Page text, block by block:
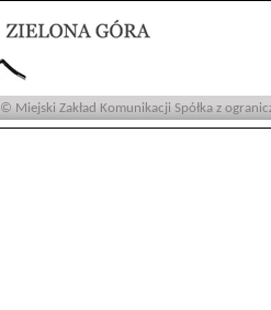
© Miejski Zakład Komunikacji Spółka z